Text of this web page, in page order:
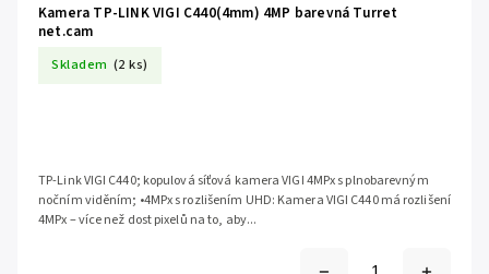
Kamera TP-LINK VIGI C440(4mm) 4MP barevná Turret
net.cam
Skladem (2 ks)
TP-Link VIGI C440; kopulová síťová kamera VIGI 4MPx s plnobarevným
nočním viděním; •4MPx s rozlišením UHD: Kamera VIGI C440 má rozlišení
4MPx – více než dost pixelů na to, aby...